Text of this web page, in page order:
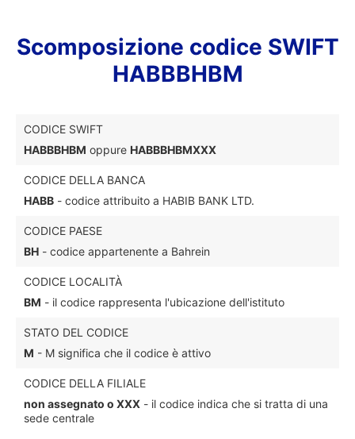
Scomposizione codice SWIFT
HABBBHBM
CODICE SWIFT
HABBBHBM oppure HABBBHBMXXX
CODICE DELLA BANCA
HABB - codice attribuito a HABIB BANK LTD.
CODICE PAESE
BH - codice appartenente a Bahrein
CODICE LOCALITÀ
BM - il codice rappresenta l'ubicazione dell'istituto
STATO DEL CODICE
M - M significa che il codice è attivo
CODICE DELLA FILIALE
non assegnato o XXX - il codice indica che si tratta di una
sede centrale